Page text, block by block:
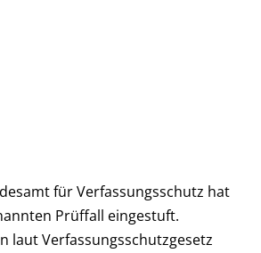
für Verfassungsschutz hat
Prüffall eingestuft.
laut Verfassungsschutzgesetz